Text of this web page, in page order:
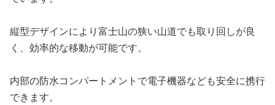
縦型デザインにより富士山の狭い山道でも取り回しが良
く、効率的な移動が可能です。
内部の防水コンパートメントで電子機器なども安全に携行
できます。